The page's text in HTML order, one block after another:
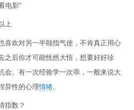
电影”
上
喜欢对另一半颐指气使，不肯真正用心
之后你才可能恍然大悟，想要好好珍
会。有一次经验学一次乖，一般来说大
异性的心理情绪。
指数？